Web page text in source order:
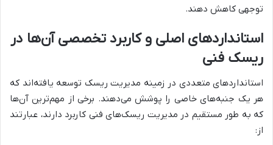
توجهی کاهش دهند.
استانداردهای اصلی و کاربرد تخصصی آن‌ها در
ریسک فنی
استانداردهای متعددی در زمینه مدیریت ریسک توسعه یافته‌اند که
هر یک جنبه‌های خاصی را پوشش می‌دهند. برخی از مهم‌ترین آن‌ها
که به طور مستقیم در مدیریت ریسک‌های فنی کاربرد دارند، عبارتند
از: